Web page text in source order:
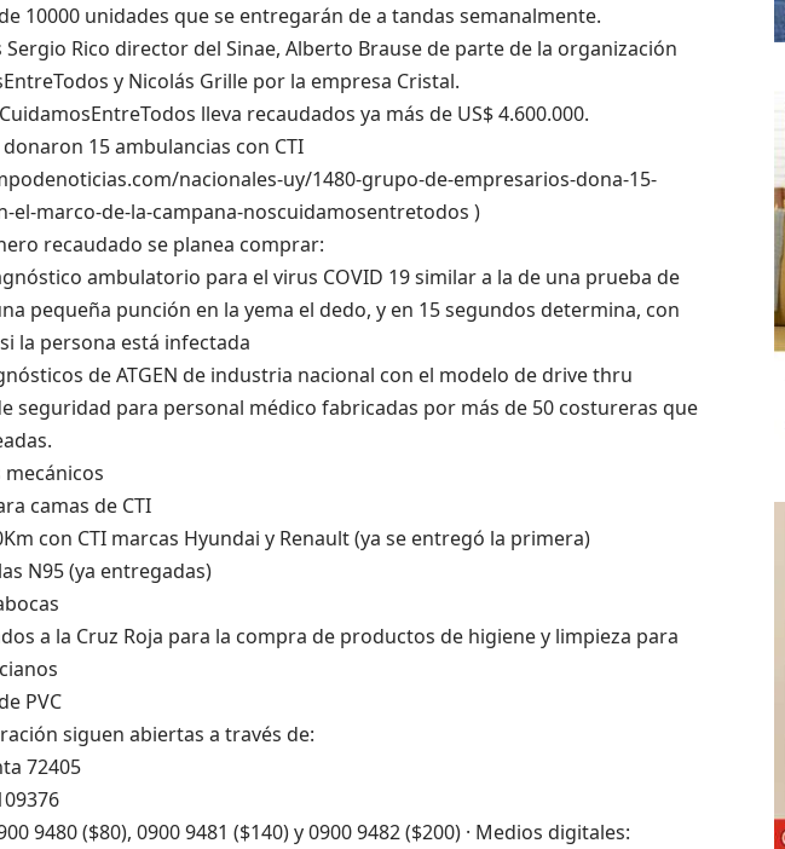
10000 unidades que se entregarán de a tandas semanalmente.
Rico director del Sinae, Alberto Brause de parte de la organización
y Nicolás Grille por la empresa Cristal.
lleva recaudados ya más de US$ 4.600.000.
15 ambulancias con CTI
nacionales-uy/1480-grupo-de-empresarios-dona-15-
el-marco-de-la-campana-noscuidamosentretodos )
recaudado se planea comprar:
ambulatorio para el virus COVID 19 similar a la de una prueba de
pequeña punción en la yema el dedo, y en 15 segundos determina, con
la persona está infectada
de ATGEN de industria nacional con el modelo de drive thru
seguridad para personal médico fabricadas por más de 50 costureras que
mecánicos
camas de CTI
con CTI marcas Hyundai y Renault (ya se entregó la primera)
N95 (ya entregadas)
a la Cruz Roja para la compra de productos de higiene y limpieza para
PVC
siguen abiertas a través de:
72405
9480 ($80), 0900 9481 ($140) y 0900 9482 ($200) · Medios digitales: